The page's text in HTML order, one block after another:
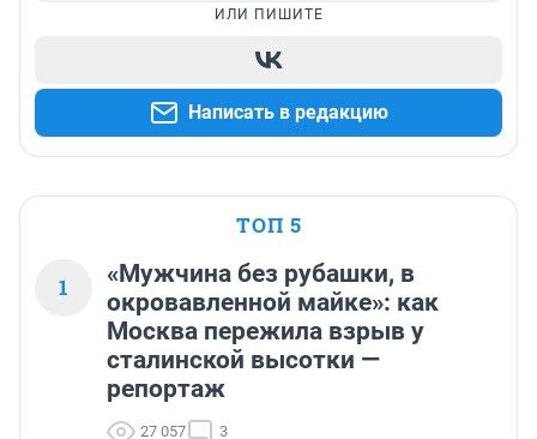
ИЛИ ПИШИТЕ
Написать в редакцию
ТОП 5
1
«Мужчина без рубашки, в
окровавленной майке»: как
Москва пережила взрыв у
сталинской высотки —
репортаж
27 057 3